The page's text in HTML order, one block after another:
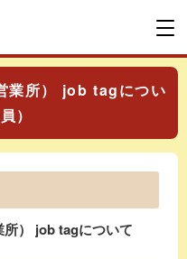
業所） job tagについ
）
所） job tagについて